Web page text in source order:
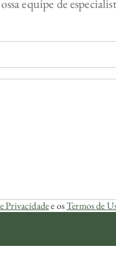
equipe de
Privacidadee osTermos de